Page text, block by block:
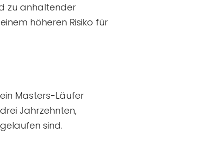
zu anhaltender
höheren Risiko für
Masters-Läufer
Jahrzehnten,
sind.